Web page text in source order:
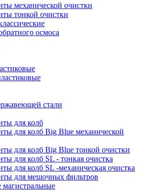
механической очистки
тонкой очистки
осмоса
стали
для колб
для колб Big Blue механической
для колб Big Blue тонкой очистки
для колб SL - тонкая очистка
для колб SL -механическая очистка
для мешочных фильтров